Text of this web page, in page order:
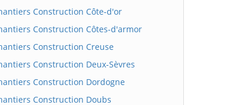
Construction Côte-d'or
Construction Côtes-d'armor
Construction Creuse
Construction Deux-Sèvres
Construction Dordogne
Construction Doubs